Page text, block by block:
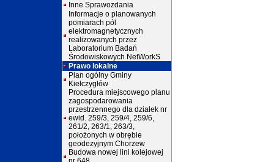
Inne Sprawozdania
Informacje o planowanych
pomiarach pól
elektromagnetycznych
realizowanych przez
Laboratorium Badań
Środowiskowych NetWorkS
Prawo lokalne
Plan ogólny Gminy
Kiełczygłów
Procedura miejscowego planu
zagospodarowania
przestrzennego dla działek nr
ewid. 259/3, 259/4, 259/6,
261/2, 263/1, 263/3,
położonych w obrębie
geodezyjnym Chorzew
Budowa nowej lini kolejowej